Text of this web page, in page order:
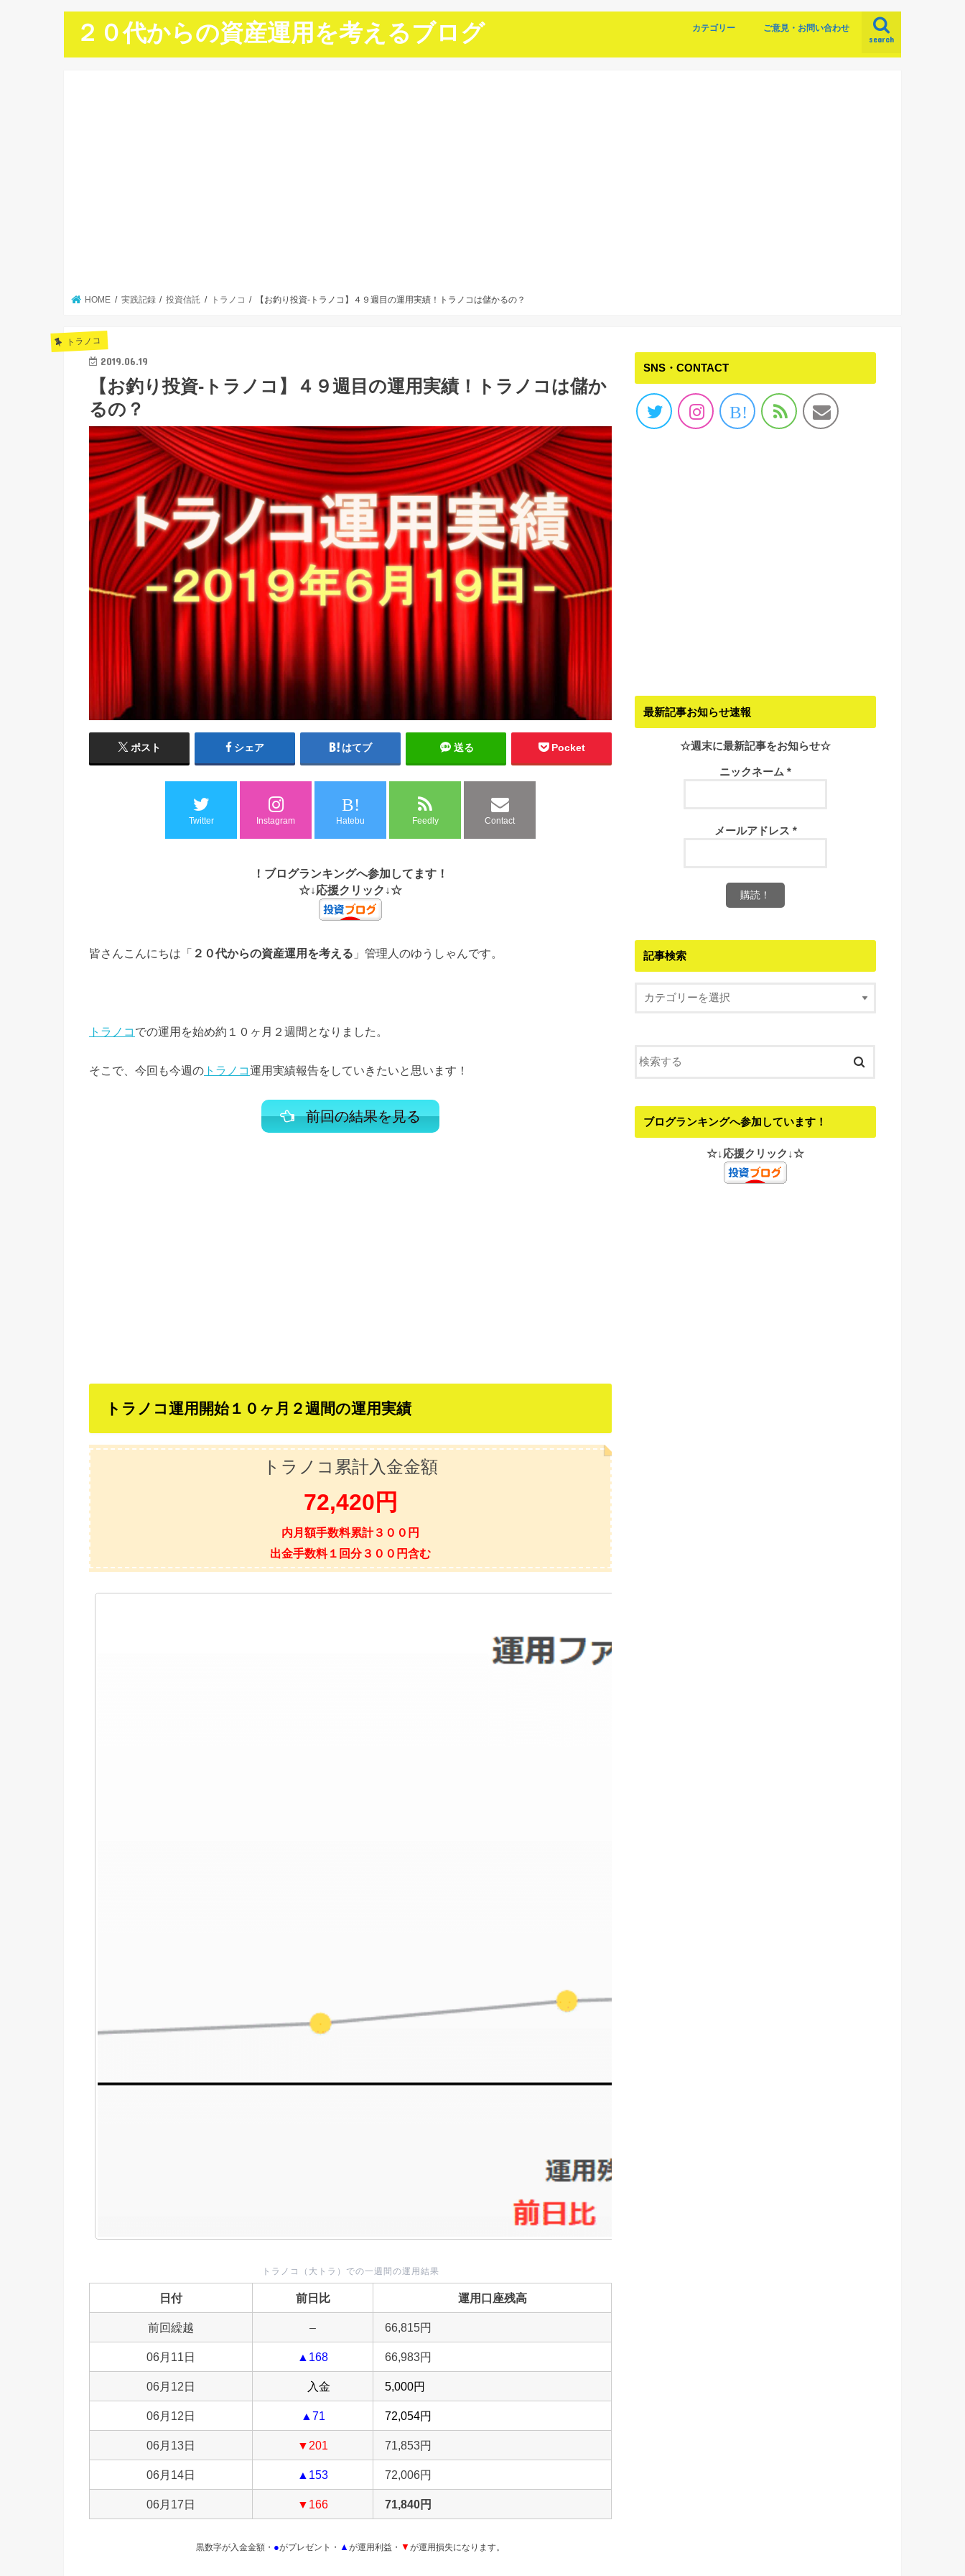
２０代からの資産運用を考えるブログ search
カテゴリー
資産運用
実践記録 投資信託
株式投資
ポイント投資
仮想通貨
株主優待
節約
サービス紹介
本から学ぶ 世界一やさしい株の教科
２０代からの貯金と投資
借金
お知らせ
ご意見・お問い合わせ
HOME 実践記録 投資信託 トラノコ 【お釣り投資-トラノコ】４９週目の運用実績！トラノコは儲かるの？
トラノコ
2019.06.19
【お釣り投資-トラノコ】４９週目の運用実績！トラノコは儲か
るの？
ポスト シェア はてブ 送る Pocket
Twitter Instagram
B!
Hatebu Feedly Contact
！ブログランキングへ参加してます！
☆↓応援クリック↓☆
皆さんこんにちは「 ２０代からの資産運用を考える 」管理人のゆうしゃんです。
トラノコ での運用を始め約１０ヶ月２週間となりました。
そこで、今回も今週の トラノコ運用実績報告をしていきたいと思います！
前回の結果を見る
トラノコ運用開始１０ヶ月２週間の運用実績
トラノコ累計入金金額
72,420 円
内月額手数料累計３００円
出金手数料１回分３００円含む
トラノコ（大トラ）での一週間の運用結果
日付 前日比 運用口座残高
前回繰越 – 66,815円
06月11日 ▲168 66,983円
06月12日 入金 5,000円
06月12日 ▲71 72,054円
06月13日 ▼201 71,853円
06月14日 ▲153 72,006円
06月17日 ▼166 71,840円
黒数字が入金金額・ ●がプレゼント・ ▲ が運用利益・ ▼ が運用損失になります。
SNS・CONTACT
B!
最新記事お知らせ速報
☆週末に最新記事をお知らせ☆
ニックネーム *
メールアドレス *
記事検索
ブログランキングへ参加しています！
☆↓応援クリック↓☆